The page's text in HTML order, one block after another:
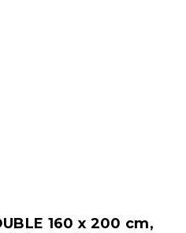
160 x 200 cm,